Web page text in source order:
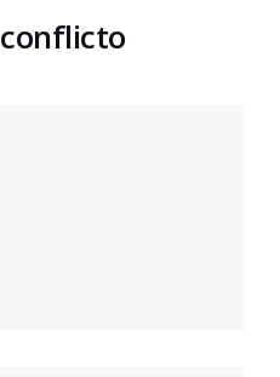
conflicto